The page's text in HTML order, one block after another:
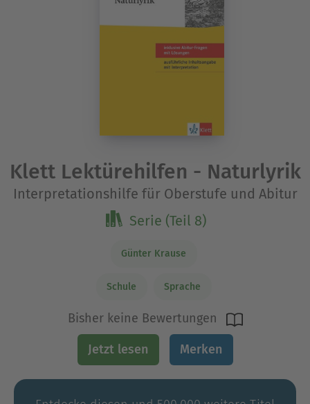
Klett Lektürehilfen - Naturlyrik
Interpretationshilfe für Oberstufe und Abitur
Serie (Teil 8)
Günter Krause
Schule Sprache
Bisher keine Bewertungen
Jetzt lesen Merken